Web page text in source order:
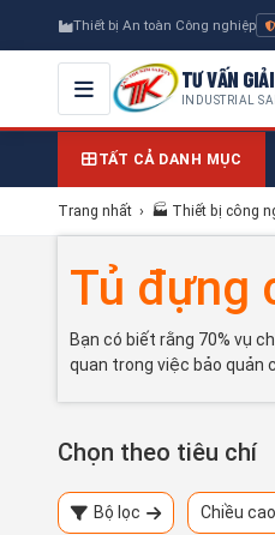
Thiết bị An toàn Công nghiệp
TƯ VẤN
INDUSTRIAL
TẤT CẢ DANH MỤC
Trang nhất › 🏭 Thiết bị công
Tủ đựng
Bạn có biết rằng 70% vụ
quan trong việc bảo quản
Chọn theo tiêu chí
Bộ lọc Chiều